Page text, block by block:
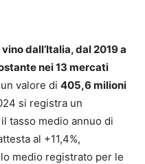
dall’Italia, dal 2019 a
nei 13 mercati
valore di 405,6 milioni
si registra un
tasso medio annuo di
al +11,4%,
medio registrato per le